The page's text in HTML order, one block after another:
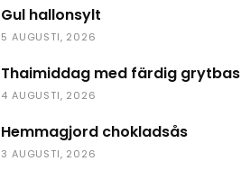
Gul hallonsylt
5 AUGUSTI, 2026
Thaimiddag med färdig grytbas
4 AUGUSTI, 2026
Hemmagjord chokladsås
3 AUGUSTI, 2026